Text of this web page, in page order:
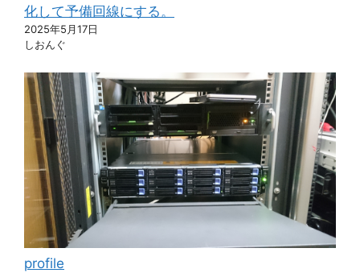
化して予備回線にする。
2025年5月17日
しおんぐ
profile